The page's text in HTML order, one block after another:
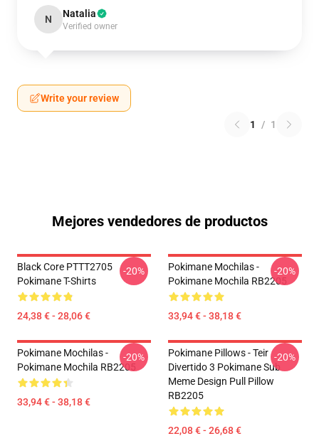
N Natalia
Verified owner
Write your review
1 / 1
Mejores vendedores de productos
Black Core PTTT2705
Pokimane T-Shirts
24,38 € - 28,06 €
-20%
Pokimane Mochilas -
Pokimane Mochila RB2205
33,94 € - 38,18 €
-20%
Pokimane Mochilas -
Pokimane Mochila RB2205
33,94 € - 38,18 €
-20%
Pokimane Pillows - Teir
Divertido 3 Pokimane Sub
Meme Design Pull Pillow
RB2205
22,08 € - 26,68 €
-20%